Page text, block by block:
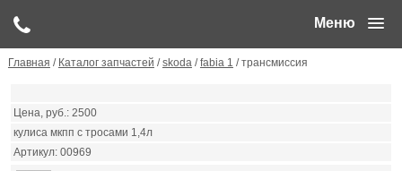
Меню
Главная / Каталог запчастей /skoda/fabia 1 / трансмиссия
2500
кулиса мкпп с тросами 1,4л
00969